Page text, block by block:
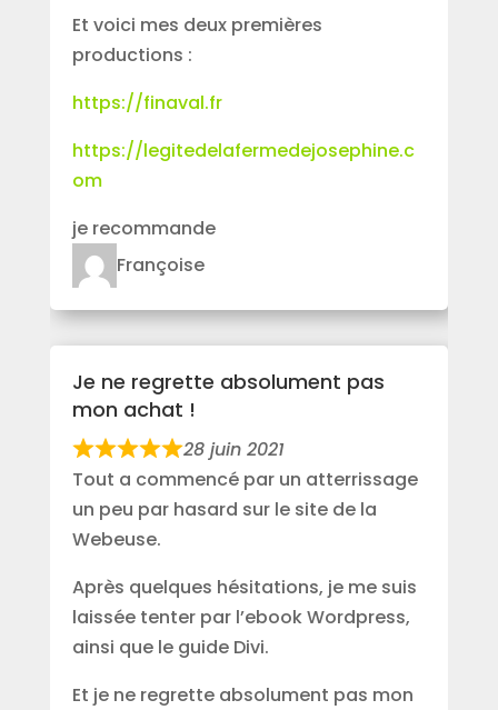
Et voici mes deux premières
productions :
https://finaval.fr
https://legitedelafermedejosephine.c
om
je recommande
Françoise
Je ne regrette absolument pas
mon achat !
28 juin 2021
Tout a commencé par un atterrissage
un peu par hasard sur le site de la
Webeuse.
Après quelques hésitations, je me suis
laissée tenter par l’ebook Wordpress,
ainsi que le guide Divi.
Et je ne regrette absolument pas mon